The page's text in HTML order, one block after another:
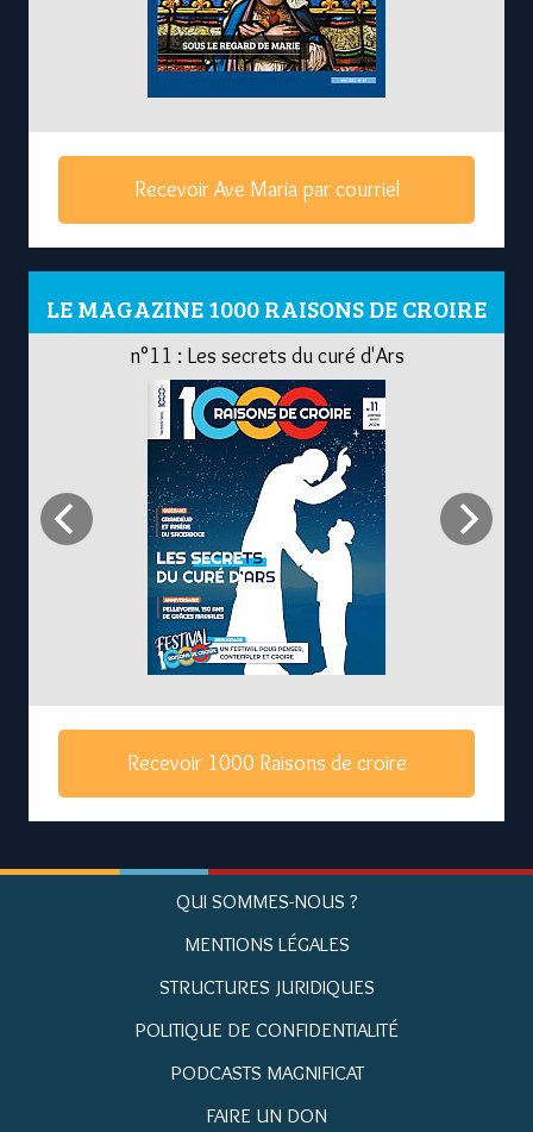
Recevoir Ave Maria par courriel
LE MAGAZINE 1000 RAISONS DE CROIRE
n°11 : Les secrets du curé d'Ars
Recevoir 1000 Raisons de croire
QUI SOMMES-NOUS ?
MENTIONS LÉGALES
STRUCTURES JURIDIQUES
POLITIQUE DE CONFIDENTIALITÉ
PODCASTS MAGNIFICAT
FAIRE UN DON